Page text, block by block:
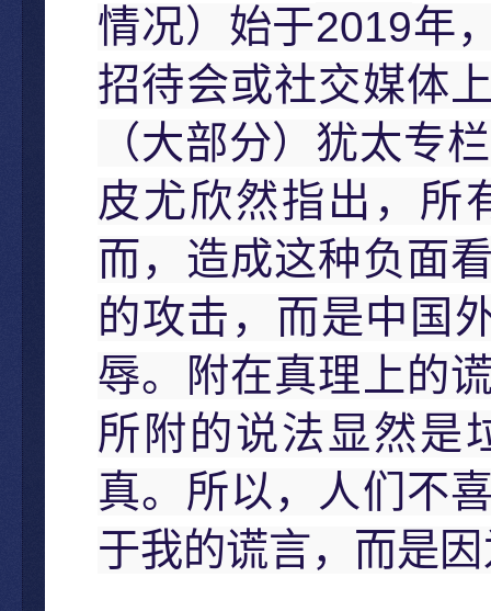
情况）始于2019年
招待会或社交媒体
（大部分）犹太专
皮尤欣然指出，所
而，造成这种负面
的攻击，而是中国
辱。附在真理上的
所附的说法显然是
真。所以，人们不
于我的谎言，而是